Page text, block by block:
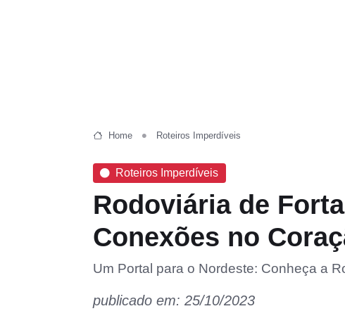
Home Roteiros Imperdíveis
Roteiros Imperdíveis
Rodoviária de
Conexões no
Um Portal para o Nordeste: Conheça a
publicado em: 25/10/2023